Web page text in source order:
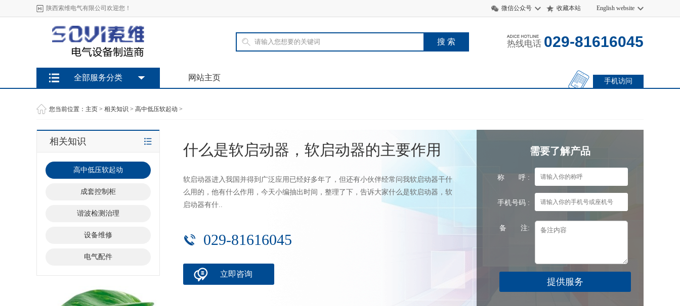
陕西索维电气有限公司欢迎您！ 微信公众号 收藏本站 English website
热线电话 029-81616045
网站主页 手机访问
全部服务分类
您当前位置： 主页 > 相关知识 > 高中低压软起动 >
相关知识
高中低压软起动
成套控制柜
谐波检测治理
设备维修
电气配件
什么是软启动器，软启动器的主要作用
软启动器进入我国并得到广泛应用已经好多年了，但还有小伙伴经常问我软启动器干什
么用的，他有什么作用，今天小编抽出时间，整理了下，告诉大家什么是软启动器，软
启动器有什..
029-81616045
立即咨询
需要了解产品
称 呼 :
手机号码 :
备 注: